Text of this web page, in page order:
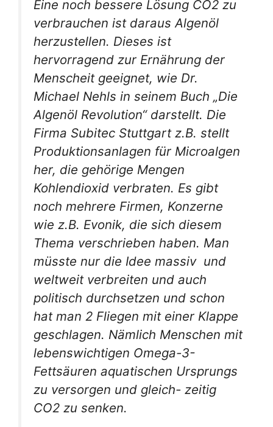
Eine noch bessere Lösung CO2 zu
verbrauchen ist daraus Algenöl
herzustellen. Dieses ist
hervorragend zur Ernährung der
Menscheit geeignet, wie Dr.
Michael Nehls in seinem Buch „Die
Algenöl Revolution“ darstellt. Die
Firma Subitec Stuttgart z.B. stellt
Produktionsanlagen für Microalgen
her, die gehörige Mengen
Kohlendioxid verbraten. Es gibt
noch mehrere Firmen, Konzerne
wie z.B. Evonik, die sich diesem
Thema verschrieben haben. Man
müsste nur die Idee massiv und
weltweit verbreiten und auch
politisch durchsetzen und schon
hat man 2 Fliegen mit einer Klappe
geschlagen. Nämlich Menschen mit
lebenswichtigen Omega-3-
Fettsäuren aquatischen Ursprungs
zu versorgen und gleich- zeitig
CO2 zu senken.